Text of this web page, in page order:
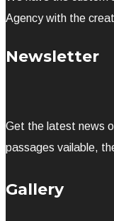
Agency with the
Newsletter
Get the latest news
passages vailable,
Gallery